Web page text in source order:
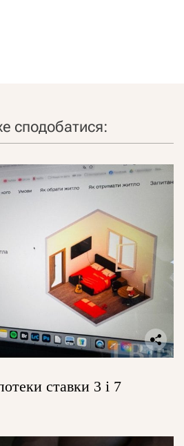
сподобатися:
ставки 3 і 7